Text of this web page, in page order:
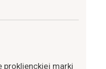
proklienckiej marki